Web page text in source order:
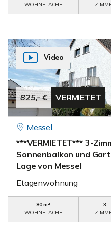
WOHNFLÄCHE
825,- € VERMIETET
Video
Messel
***VERMIETET*** 3-
Sonnenbalkon und
Lage von Messel
Etagenwohnung
80 m²
WOHNFLÄCHE
3